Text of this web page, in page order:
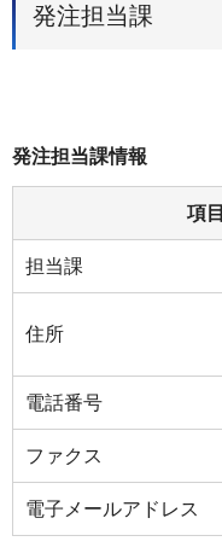
発注担当課
発注担当課情報
項目
担当課
住所
電話番号
ファクス
電子メールアドレス